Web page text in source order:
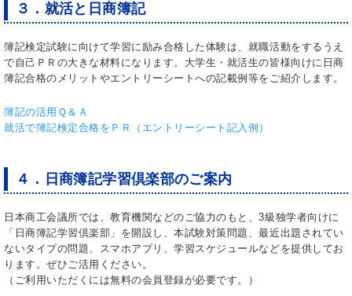
３．就活と日商簿記
簿記検定試験に向けて学習に励み合格した体験は、就職活動をするうえ
で自己ＰＲの大きな材料になります。大学生・就活生の皆様向けに日商
簿記合格のメリットやエントリーシートへの記載例等をご紹介します。
簿記の活用Ｑ＆Ａ
就活で簿記検定合格をＰＲ（エントリーシート記入例）
４．日商簿記学習倶楽部のご案内
日本商工会議所では、教育機関などのご協力のもと、3級独学者向けに
「日商簿記学習倶楽部」を開設し、本試験対策問題、最近出題されてい
ないタイプの問題、スマホアプリ、学習スケジュールなどを提供してお
ります。ぜひご活用ください。
（ご利用いただくには無料の会員登録が必要です。）